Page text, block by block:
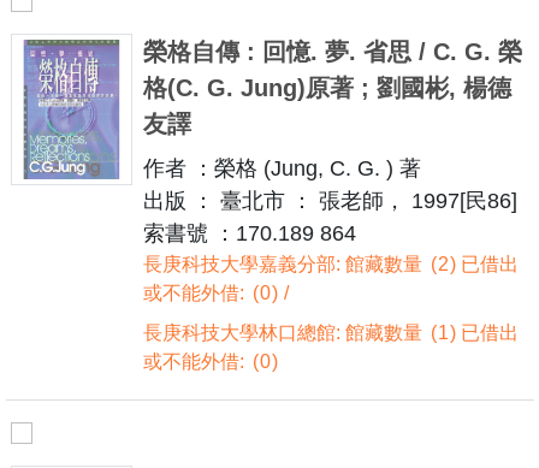
榮格自傳 : 回憶. 夢. 省思 / C. G. 榮
格(C. G. Jung)原著 ; 劉國彬, 楊德
友譯
作者 ：榮格 (Jung, C. G. ) 著
出版 ： 臺北市 ： 張老師， 1997[民86]
索書號 ：170.189 864
長庚科技大學嘉義分部: 館藏數量 2 已借出
或不能外借:
0
長庚科技大學林口總館: 館藏數量
1 已借出
或不能外借:
0